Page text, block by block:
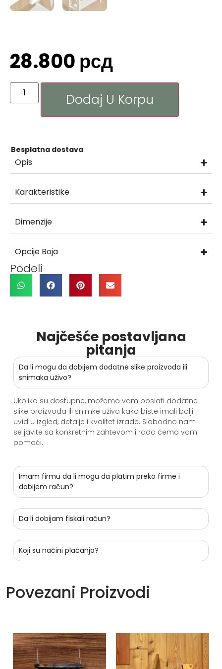
28.800 рсд
Dodaj U Korpu
Besplatna dostava
Opis
Karakteristike
Dimenzije
Opcije Boja
Podeli
Najčešće postavljana
pitanja
Da li mogu da dobijem dodatne slike proizvoda ili
snimaka uživo?
Ukoliko su dostupne, možemo vam poslati dodatne
slike proizvoda ili snimke uživo kako biste imali bolji
uvid u izgled, detalje i kvalitet izrade. Slobodno nam
se javite sa konkretnim zahtevom i rado ćemo vam
pomoći.
Imam firmu da li mogu da platim preko firme i
dobijem račun?
Da li dobijam fiskali račun?
Koji su načini plaćanja?
Povezani Proizvodi